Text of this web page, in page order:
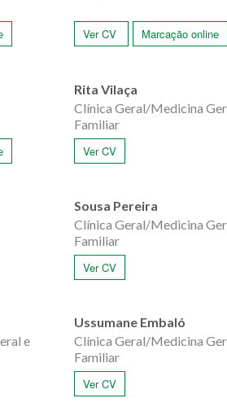
Ver CV Marcação online
Rita Vilaça
Clínica Geral/Medicina
Familiar
Ver CV
Sousa Pereira
Clínica Geral/Medicina
Familiar
Ver CV
e
Ussumane Embaló
Clínica Geral/Medicina
Familiar
Ver CV